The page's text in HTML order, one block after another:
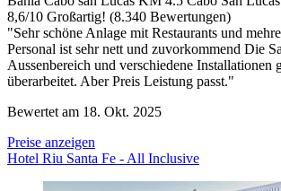
8,6/10 Großartig! (8.340 Bewertungen)
"Sehr schöne Anlage mit Restaurants und
Personal ist sehr nett und zuvorkommend Die
Aussenbereich und verschiedene Installationen
überarbeitet. Aber Preis Leistung passt."
Bewertet am 18. Okt. 2025
Preise anzeigen
Hotel Riu Santa Fe - All Inclusive